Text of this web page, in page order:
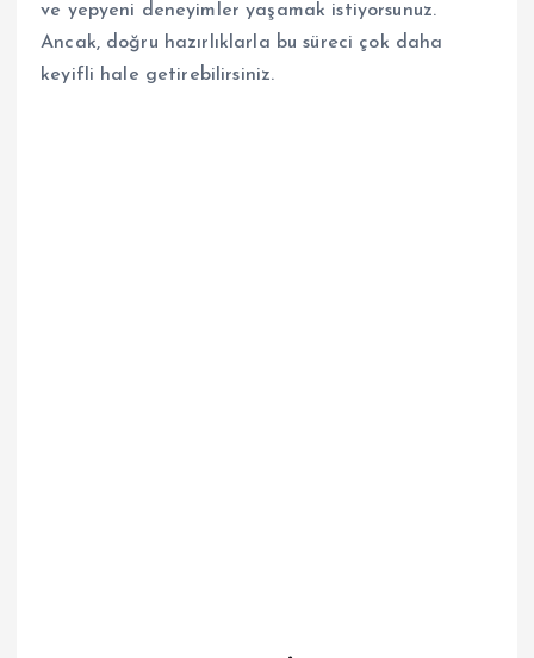
ve yepyeni deneyimler yaşamak istiyorsunuz.
Ancak, doğru hazırlıklarla bu süreci çok daha
keyifli hale getirebilirsiniz.